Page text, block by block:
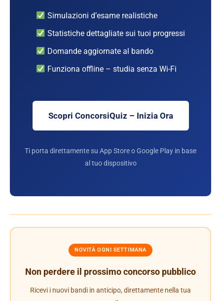
Simulazioni d’esame realistiche
Statistiche dettagliate sui tuoi progressi
Domande aggiornate al bando
Funziona offline – studia senza Wi-Fi
Scopri ConcorsiQuiz – Inizia Ora
Ti porta direttamente su App Store o Google Play in base
al tuo dispositivo
NOVITÀ OGNI SETTIMANA
Non perdere il prossimo concorso pubblico
Ricevi i nuovi bandi in anticipo, direttamente nella tua